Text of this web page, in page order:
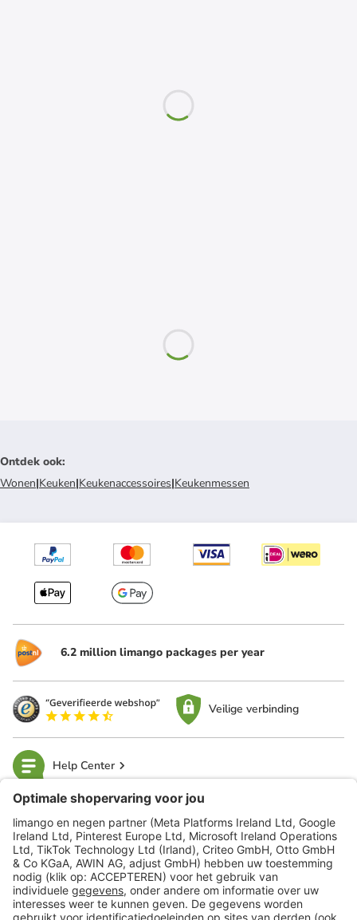
Ontdek ook:
Wonen|Keuken|Keukenaccessoires|Keukenmessen
6.2 million limango packages per year
Veilige verbinding
Help Center
limango
Veilig winkelen
Klantenservice